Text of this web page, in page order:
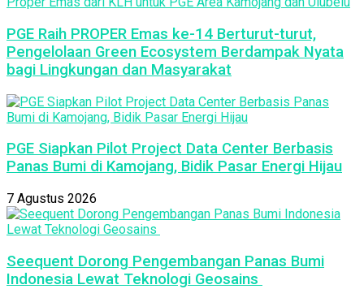
PGE Raih PROPER Emas ke-14 Berturut-turut,
Pengelolaan Green Ecosystem Berdampak Nyata
bagi Lingkungan dan Masyarakat
PGE Siapkan Pilot Project Data Center Berbasis
Panas Bumi di Kamojang, Bidik Pasar Energi Hijau
7 Agustus 2026
Seequent Dorong Pengembangan Panas Bumi
Indonesia Lewat Teknologi Geosains